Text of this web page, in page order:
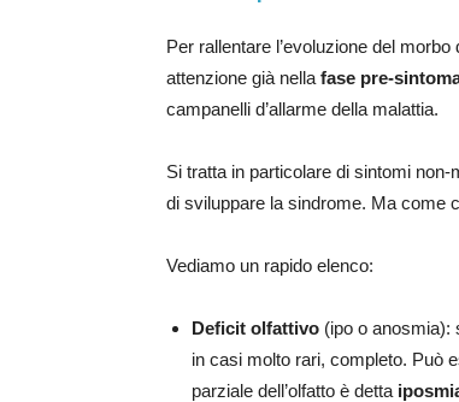
Per rallentare l’evoluzione del
attenzione già nella fase pre-
campanelli d’allarme della malattia.
Si tratta in particolare di sintomi
di sviluppare la sindrome. Ma come
Vediamo un rapido elenco:
Deficit olfattivo (ipo o anosmia):
in casi molto rari, completo. Può
parziale dell’olfatto è detta